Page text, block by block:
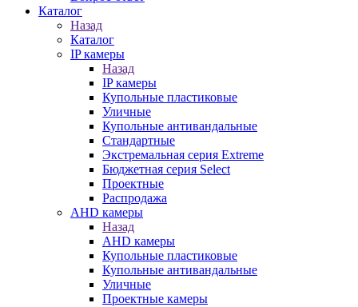
Каталог
Назад
Каталог
IP камеры
Назад
IP камеры
Купольные пластиковые
Уличные
Купольные антивандальные
Стандартные
Экстремальная серия Extreme
Бюджетная серия Select
Проектные
Распродажа
AHD камеры
Назад
AHD камеры
Купольные пластиковые
Купольные антивандальные
Уличные
Проектные камеры